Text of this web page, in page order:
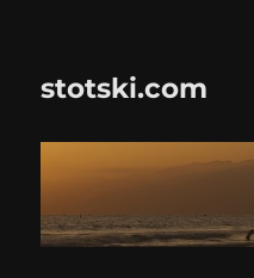
stotski.com